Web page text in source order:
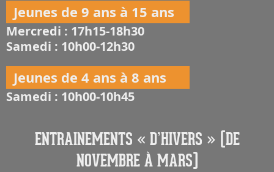
Jeunes de 9 ans à 15 ans
Mercredi : 17h15-18h30
Samedi : 10h00-12h30
Jeunes de 4 ans à 8 ans
Samedi : 10h00-10h45
ENTRAINEMENTS « D’HIVERS » (DE
NOVEMBRE À MARS)